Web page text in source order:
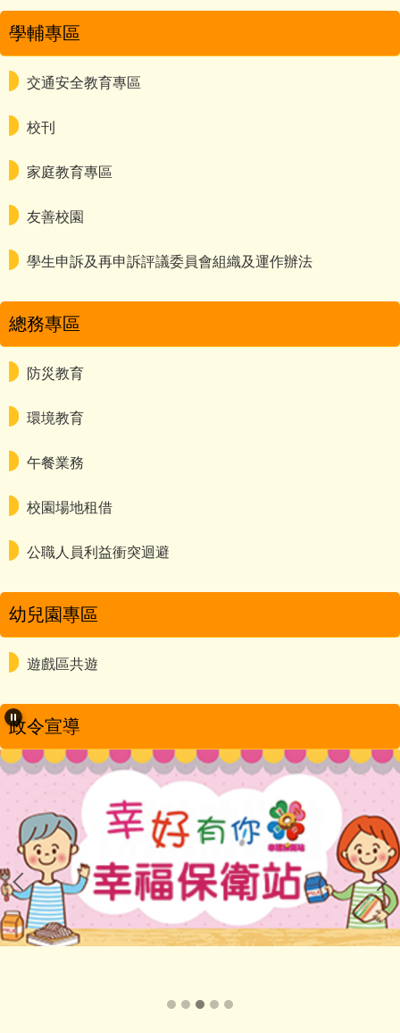
學輔專區
交通安全教育專區
校刊
家庭教育專區
友善校園
學生申訴及再申訴評議委員會組織及運作辦法
總務專區
防災教育
環境教育
午餐業務
校園場地租借
公職人員利益衝突迴避
幼兒園專區
遊戲區共遊
政令宣導